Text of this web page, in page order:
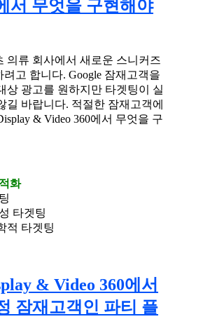
서 무엇을 구현해야
의류 회사에서 새로운 스니커즈
고 합니다. Google 잠재고객을
상 광고를 원하지만 타겟팅이 실
길 바랍니다. 적절한 잠재고객에
& Video 360에서 무엇을 구
화
타겟팅
적 타겟팅
& Video 360에서
잠재고객인 파티 플